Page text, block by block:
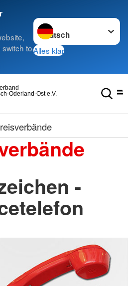
to
Sprache wechseln zu
Alles klar
Oderland-Ost e.V.
-